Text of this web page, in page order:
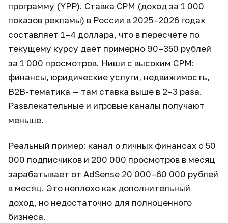
программу (YPP). Ставка CPM (доход за 1 000
показов рекламы) в России в 2025–2026 годах
составляет 1–4 доллара, что в пересчёте по
текущему курсу даёт примерно 90–350 рублей
за 1 000 просмотров. Ниши с высоким CPM:
финансы, юридические услуги, недвижимость,
B2B-тематика — там ставка выше в 2–3 раза.
Развлекательные и игровые каналы получают
меньше.
Реальный пример: канал о личных финансах с 50
000 подписчиков и 200 000 просмотров в месяц
зарабатывает от AdSense 20 000–60 000 рублей
в месяц. Это неплохо как дополнительный
доход, но недостаточно для полноценного
бизнеса.